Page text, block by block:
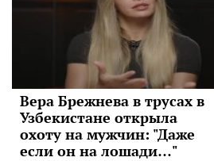
Вера Брежнева в трусах в
Узбекистане открыла
охоту на мужчин: "Даже
если он на лошади…"